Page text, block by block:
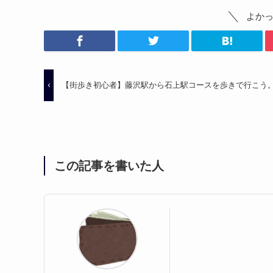
よか
【街歩き初心者】藤沢駅から石上駅コースを歩きで行こう
この記事を書いた人